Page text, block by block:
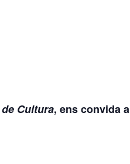
Cultura, ens convida a